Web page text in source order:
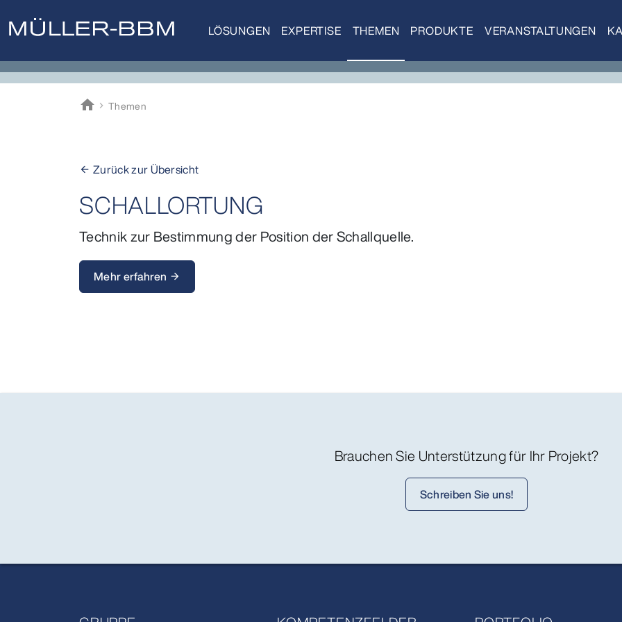
LÖSUNGEN EXPERTISE THEMEN PRODUKTE VERANSTALTUNGEN
home
Müller-BBM
Themen
arrow_back Zurück zur Übersicht
SCHALLORTUNG
Technik zur Bestimmung der Position der Schallquelle.
Mehr erfahren arrow_forward
Brauchen Sie Unterstützung für Ihr Projekt?
Schreiben Sie uns!